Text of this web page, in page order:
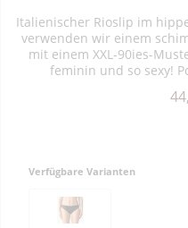
Italienischer Rioslip im
verwenden wir einem
mit einem XXL-90ies-
feminin und so sexy!
Verfügbare Varianten